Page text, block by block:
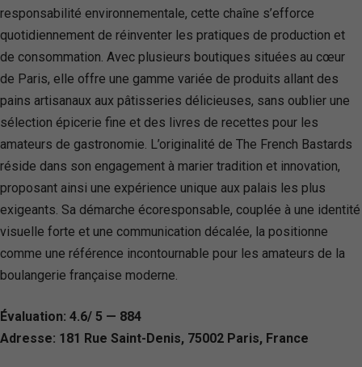
responsabilité environnementale, cette chaîne s’efforce
quotidiennement de réinventer les pratiques de production et
de consommation. Avec plusieurs boutiques situées au cœur
de Paris, elle offre une gamme variée de produits allant des
pains artisanaux aux pâtisseries délicieuses, sans oublier une
sélection épicerie fine et des livres de recettes pour les
amateurs de gastronomie. L’originalité de The French Bastards
réside dans son engagement à marier tradition et innovation,
proposant ainsi une expérience unique aux palais les plus
exigeants. Sa démarche écoresponsable, couplée à une identité
visuelle forte et une communication décalée, la positionne
comme une référence incontournable pour les amateurs de la
boulangerie française moderne.
Évaluation: 4.6/ 5 — 884
Adresse: 181 Rue Saint-Denis, 75002 Paris, France